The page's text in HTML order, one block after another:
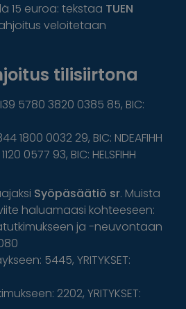
15 euroa: tekstaa TUEN
veloitetaan
tilisiirtona
5780 3820 0385 85, BIC:
1800 0032 29, BIC: NDEAFIHH
0577 93, BIC: HELSFIHH
Syöpäsäätiö sr. Muista
haluamaasi kohteeseen:
ja -neuvontaan
5445, YRITYKSET:
2202, YRITYKSET: